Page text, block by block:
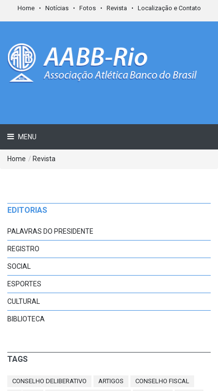
Home Notícias Fotos Revista Localização e Contato
MENU
Home / Revista
EDITORIAS
PALAVRAS DO PRESIDENTE
REGISTRO
SOCIAL
ESPORTES
CULTURAL
BIBLIOTECA
TAGS
CONSELHO DELIBERATIVO ARTIGOS
CONSELHO FISCAL